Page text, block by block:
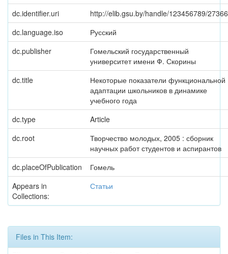
dc.identifier.uri
http://elib.gsu.by/handle/123456789/27366
dc.language.iso
Русский
dc.publisher
Гомельский государственный
университет имени Ф. Скорины
dc.title
Некоторые показатели функциональной
адаптации школьников в динамике
учебного года
dc.type
Article
dc.root
Творчество молодых, 2005 : сборник
научных работ студентов и аспирантов
dc.placeOfPublication
Гомель
Appears in
Collections:
Статьи
Files in This Item: